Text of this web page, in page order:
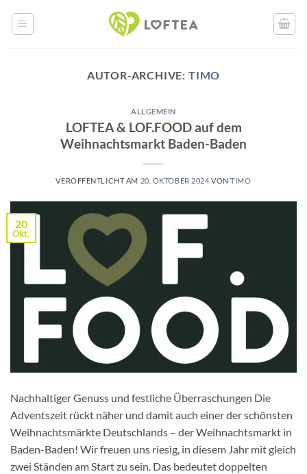
Inhalt
AUTOR-ARCHIVE: TIMO
ALLGEMEIN
LOFTEA & LOF.FOOD auf dem
Weihnachtsmarkt Baden-Baden
VERÖFFENTLICHT AM 20. OKTOBER 2024 VONTIMO
20
Okt.
Nachhaltiger Genuss und festliche Überraschungen Die
Adventszeit rückt näher und damit auch einer der schönsten
Weihnachtsmärkte Deutschlands – der Weihnachtsmarkt in
Baden-Baden! Wir freuen uns riesig, in diesem Jahr mit gleich
zwei Ständen am Start zu sein. Das bedeutet doppelten